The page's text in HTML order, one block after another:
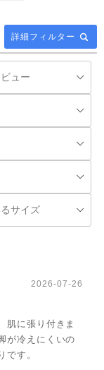
詳細フィルター
2026-07-26
肌に張り付きま
が冷えにくいの
です。